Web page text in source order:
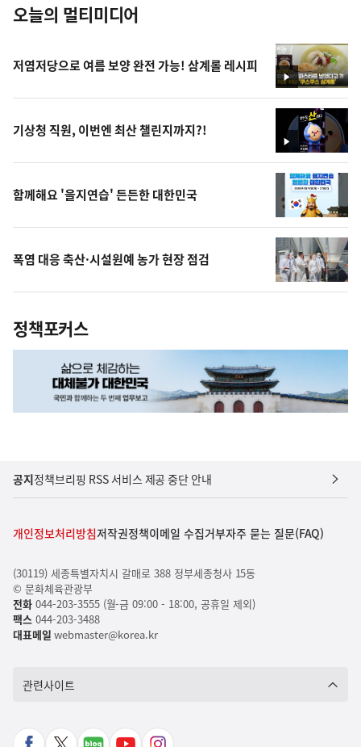
오늘의 멀티미디어
영
상
저염저당으로 여름 보양 완전 가능! 삼계롤 레시피
영
상
기상청 직원, 이번엔 최산 챌린지까지?!
함께해요 '을지연습' 든든한 대한민국
폭염 대응 축산·시설원예 농가 현장 점검
정책포커스
공지정책브리핑 RSS 서비스 제공 중단 안내
개인정보처리방침저작권정책이메일 수집거부자주 묻는 질문(FAQ)
(30119) 세종특별자치시 갈매로 388 정부세종청사 15동
© 문화체육관광부
전화044-203-3555 (월-금 09:00 - 18:00, 공휴일 제외)
팩스044-203-3488
대표메일 webmaster@korea.kr
관련사이트